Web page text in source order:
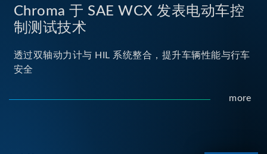
Chroma 于 SAE WCX 发表电动车控
制测试技术
透过双轴动力计与 HIL 系统整合，提升车辆性能与行车
安全
more